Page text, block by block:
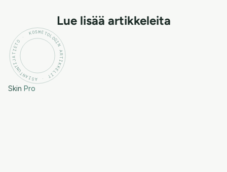
Lue lisää artikkeleita
KOSMETOLOGIN ARTIKKELIT · ASIANTUNTIJATIETO ·
Skin Pro